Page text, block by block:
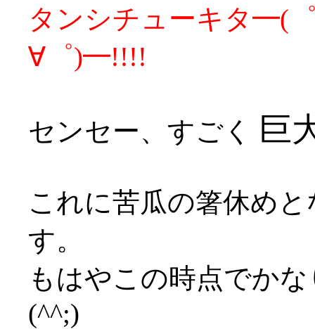
タンシチューキタ━(
∀゜)━!!!!
センセー、すごく 巨
これに苦瓜の箸休め
す。
もはやこの時点でか
(^^;)